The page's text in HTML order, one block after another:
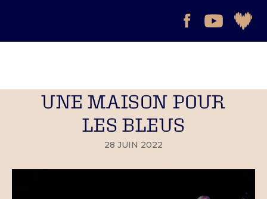
UNE MAISON POUR
LES BLEUS
28 JUIN 2022